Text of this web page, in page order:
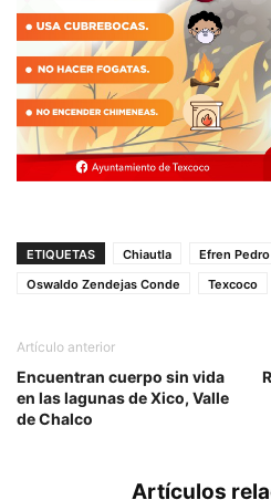
ETIQUETAS Chiautla
Efren
Oswaldo Zendejas Conde
Texcoco
Artículo anterior
Encuentran cuerpo sin vida
en las lagunas de Xico, Valle
de Chalco
Artículos